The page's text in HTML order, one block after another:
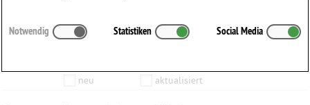
aktualisiert wurden…
Anzeigen
neu
aktualisiert
Notwendig Statistiken Social Media